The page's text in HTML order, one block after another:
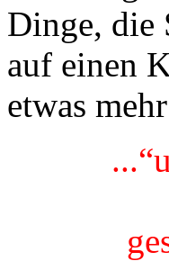
Dinge, die
auf einen
etwas